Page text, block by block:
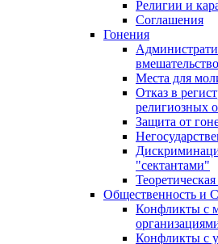
Религии и
Соглашения
Гонения
вмешательство
Места для
Отказ в
религиозных
Защита от
"сектантами"
Общественность и
Конфликты с
Конфликты с